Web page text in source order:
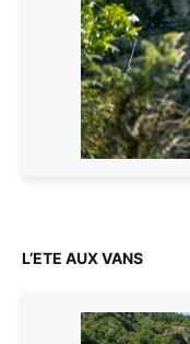
L’ETE AUX VANS